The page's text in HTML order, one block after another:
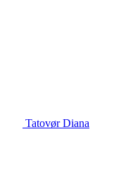
Tatovør Diana